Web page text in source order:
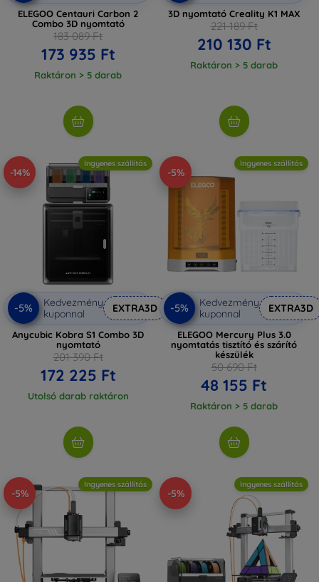
ELEGOO Centauri Carbon 2
Combo 3D nyomtató
183 089 Ft
173 935 Ft
Raktáron > 5 darab
3D nyomtató Creality K1 MAX
221 189 Ft
210 130 Ft
Raktáron > 5 darab
-14%
Ingyenes szállítás
-5%
Kedvezmény
kuponnal
EXTRA3D
Anycubic Kobra S1 Combo 3D
nyomtató
201 390 Ft
172 225 Ft
Utolsó darab raktáron
-5%
Ingyenes szállítás
-5%
Kedvezmény
kuponnal
EXTRA3D
ELEGOO Mercury Plus 3.0
nyomtatás tisztító és szárító
készülék
50 690 Ft
48 155 Ft
Raktáron > 5 darab
-5%
Ingyenes szállítás
-5%
Ingyenes szállítás